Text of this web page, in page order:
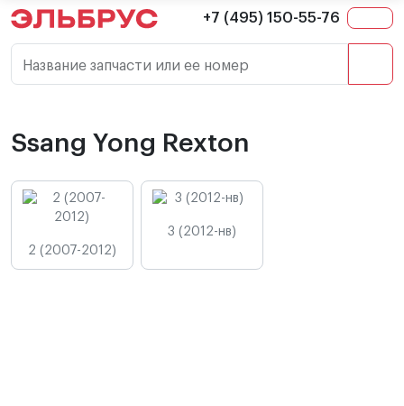
+7 (495) 150-55-76
Название запчасти или ее номер
Ssang Yong Rexton
2 (2007-2012)
3 (2012-нв)